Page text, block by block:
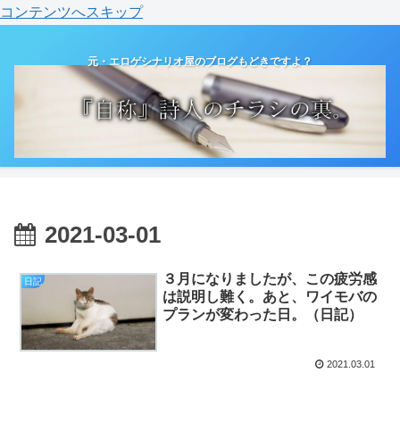
コンテンツへスキップ
元・エロゲシナリオ屋のブログもどきですよ？
2021-03-01
日記
３月になりましたが、この疲労感
は説明し難く。あと、ワイモバの
プランが変わった日。（日記）
2021.03.01